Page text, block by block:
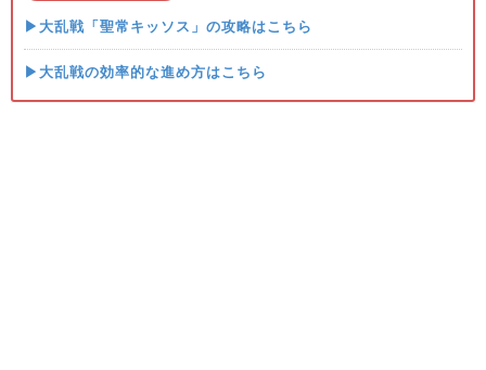
▶大乱戦「聖常キッソス」の攻略はこちら
▶大乱戦の効率的な進め方はこちら